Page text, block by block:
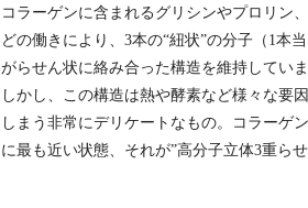
コラーゲンに含まれるグリシンやプロリン
どの働きにより、3本の“紐状”の分子（1本
がらせん状に絡み合った構造を維持していま
しかし、この構造は熱や酵素など様々な要
しまう非常にデリケートなもの。コラーゲ
に最も近い状態、それが”高分子立体3重らせ